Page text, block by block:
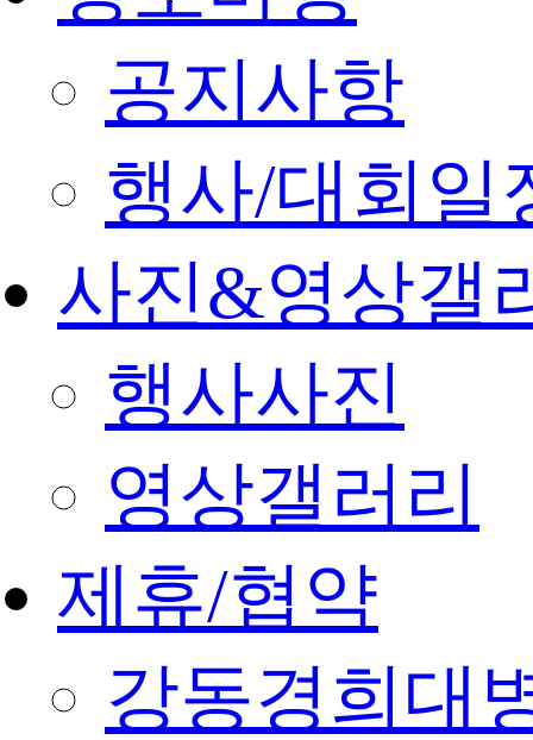
공지사항
행사/대회일
사진&영상갤
행사사진
영상갤러리
제휴/협약
강동경희대